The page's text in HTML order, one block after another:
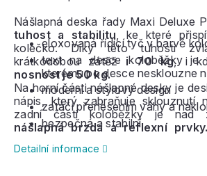
Nášlapná deska řady Maxi Deluxe
tuhost a stabilitu, ke které
kolečko. Díky této tuhosti
krátkodobou zátěž i 70 kg, i
nosnost je 50 kg.
Na horní části nášlapné desky je
nápis, který zabraňuje sklouznutí
zadní části koloběžky je nad
nášlapná brzda a reflexní prvky.
manipulaci.
eloxovaná řídící tyč v barvě
text na desce koloběžky je
kterému po desce nesklouzne
moderní a stylový design
zatáčí přenesením váhy a
bezpečná a stabilní
Detailní informace